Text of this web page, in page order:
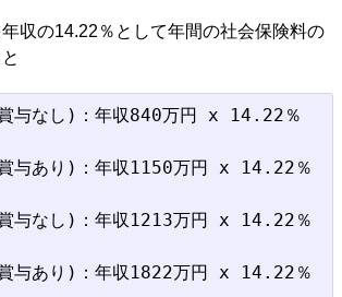
収の14.22％として年間の社会保険料の
与なし)：年収840万円 x 14.22％
与あり)：年収1150万円 x 14.22％
与なし)：年収1213万円 x 14.22％
与あり)：年収1822万円 x 14.22％